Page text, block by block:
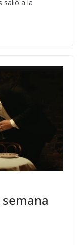
salió a la